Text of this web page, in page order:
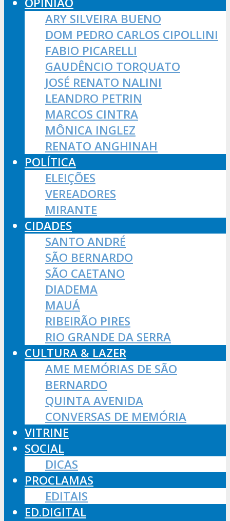
ARY SILVEIRA BUENO
DOM PEDRO CARLOS CIPOLLINI
FABIO PICARELLI
GAUDÊNCIO TORQUATO
JOSÉ RENATO NALINI
LEANDRO PETRIN
MARCOS CINTRA
MÔNICA INGLEZ
RENATO ANGHINAH
POLÍTICA
ELEIÇÕES
VEREADORES
MIRANTE
CIDADES
SANTO ANDRÉ
SÃO BERNARDO
SÃO CAETANO
DIADEMA
MAUÁ
RIBEIRÃO PIRES
RIO GRANDE DA SERRA
CULTURA & LAZER
AME MEMÓRIAS DE SÃO
BERNARDO
QUINTA AVENIDA
CONVERSAS DE MEMÓRIA
VITRINE
SOCIAL
DICAS
PROCLAMAS
EDITAIS
ED.DIGITAL